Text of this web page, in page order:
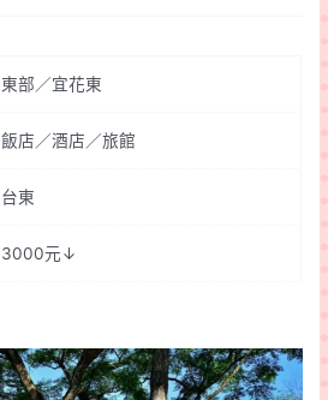
東部／宜花東
飯店／酒店／旅館
台東
3000元↓